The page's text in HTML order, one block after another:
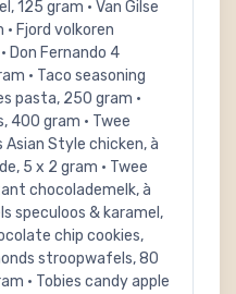
125 gram • Van Gilse
Fjord volkoren
Don Fernando 4
• Taco seasoning
pasta, 250 gram •
400 gram • Twee
Asian Style chicken, à
5 x 2 gram • Twee
chocolademelk, à
speculoos & karamel,
chip cookies,
stroopwafels, 80
• Tobies candy apple